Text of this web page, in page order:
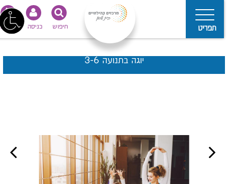
תפריט נגישות כניסה חיפוש
יוגה בתנועה 3-6